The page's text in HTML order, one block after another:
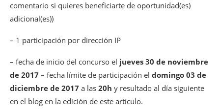
comentario si quieres beneficiarte de oportunidad(es)
adicional(es))
– 1 participación por dirección IP
– fecha de inicio del concurso el jueves 30 de noviembre
de 2017 – fecha límite de participación el domingo 03 de
diciembre de 2017 a las 20h y resultado al día siguiente
en el blog en la edición de este artículo.